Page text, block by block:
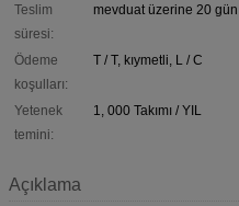
Teslim
süresi:
mevduat üzerine 20 gün
Ödeme
koşulları:
T / T, kıymetli, L / C
Yetenek
temini:
1, 000 Takımı / YIL
Açıklama